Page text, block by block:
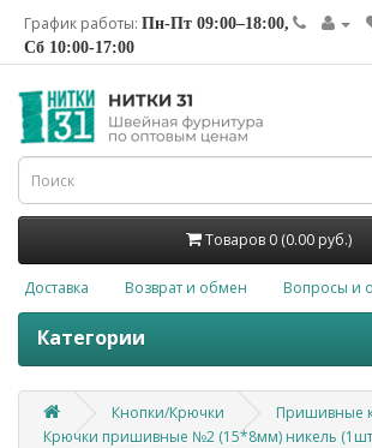
График работы: Пн-Пт 09:00–18:00,
Сб 10:00-17:00
Товаров 0 (0.00 руб.)
Доставка Возврат и обмен Вопросы и
Категории
Кнопки/Крючки
Пришивные
Крючки пришивные №2 (15*8мм) никель